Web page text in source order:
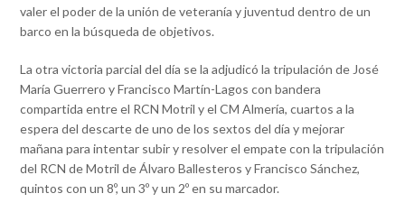
valer el poder de la unión de veteranía y juventud dentro de un
barco en la búsqueda de objetivos.
La otra victoria parcial del día se la adjudicó la tripulación de José
María Guerrero y Francisco Martín-Lagos con bandera
compartida entre el RCN Motril y el CM Almería, cuartos a la
espera del descarte de uno de los sextos del día y mejorar
mañana para intentar subir y resolver el empate con la tripulación
del RCN de Motril de Álvaro Ballesteros y Francisco Sánchez,
quintos con un 8º, un 3º y un 2º en su marcador.